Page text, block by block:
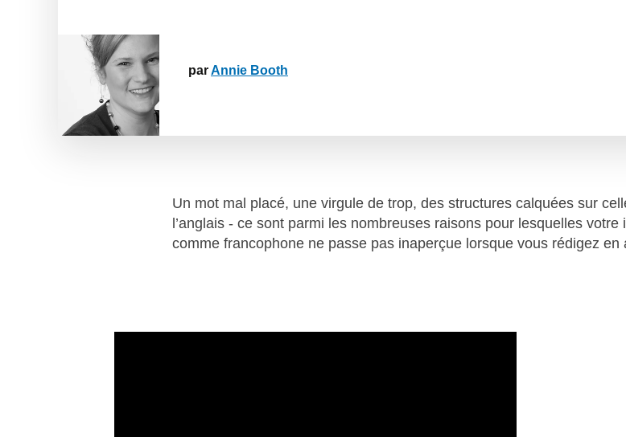
parAnnie Booth
Un mot mal placé, une virgule de trop, des structures calquées sur
l’anglais - ce sont parmi les nombreuses raisons pour lesquelles votre
comme francophone ne passe pas inaperçue lorsque vous rédigez en